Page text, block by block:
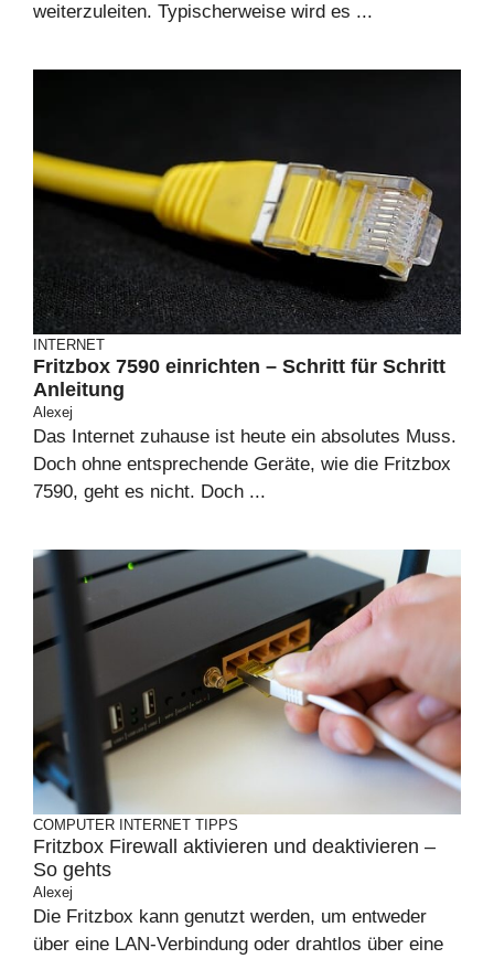
weiterzuleiten. Typischerweise wird es ...
INTERNET
Fritzbox 7590 einrichten – Schritt für Schritt
Anleitung
Alexej
Das Internet zuhause ist heute ein absolutes Muss.
Doch ohne entsprechende Geräte, wie die Fritzbox
7590, geht es nicht. Doch ...
COMPUTER INTERNET TIPPS
Fritzbox Firewall aktivieren und deaktivieren –
So gehts
Alexej
Die Fritzbox kann genutzt werden, um entweder
über eine LAN-Verbindung oder drahtlos über eine